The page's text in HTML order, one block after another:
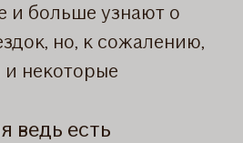
и больше узнают о
но, к сожалению,
некоторые
ведь есть